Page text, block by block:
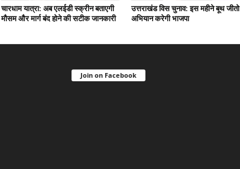
चारधाम यात्रा: अब एलईडी स्क्रीन बताएगी
मौसम और मार्ग बंद होने की सटीक जानकारी
उत्तराखंड विस चुनाव: इस महीने बूथ जीतो
अभियान करेगी भाजपा
Join on Facebook